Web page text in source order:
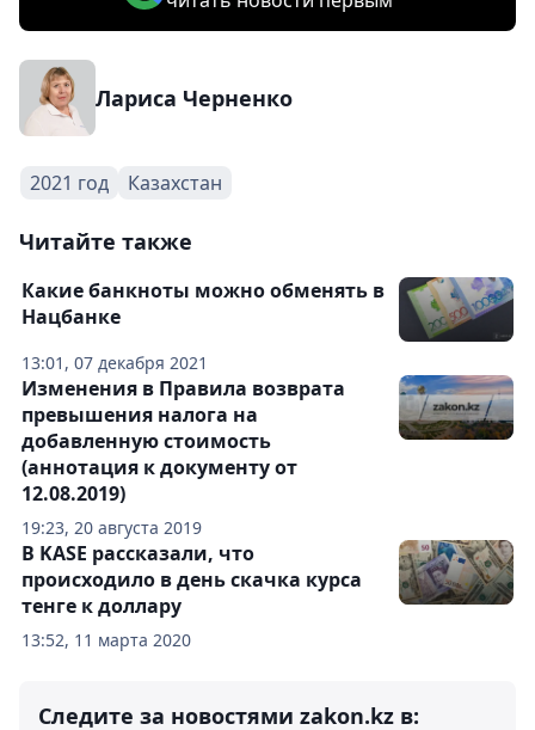
Лариса Черненко
2021 год Казахстан
Читайте также
13:01, 07 декабря 2021
Какие банкноты можно обменять в
Нацбанке
19:23, 20 августа 2019
Изменения в Правила возврата
превышения налога на
добавленную стоимость
(аннотация к документу от
12.08.2019)
13:52, 11 марта 2020
В KASE рассказали, что
происходило в день скачка курса
тенге к доллару
Следите за новостями zakon.kz в: